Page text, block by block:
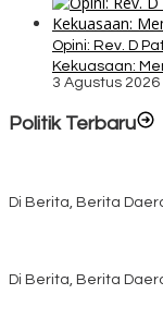
Opini: Rev. D
Kekuasaan:
3 Agustus 2026
Politik Terbaru
Di Berita, Berita
Di Berita, Berita